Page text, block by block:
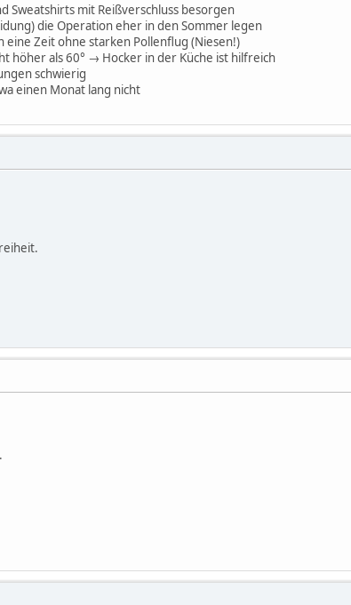
Sweatshirts mit Reißverschluss besorgen
die Operation eher in den Sommer legen
eine Zeit ohne starken Pollenflug (Niesen!)
höher als 60° → Hocker in der Küche ist hilfreich
schwierig
einen Monat lang nicht